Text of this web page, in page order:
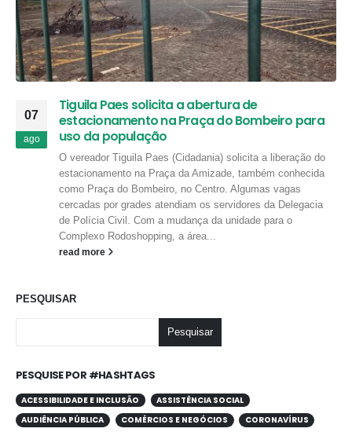
07
ago
Tiguila Paes solicita a abertura de
estacionamento na Praça do Bombeiro para
uso da população
O vereador Tiguila Paes (Cidadania) solicita a liberação do
estacionamento na Praça da Amizade, também conhecida
como Praça do Bombeiro, no Centro. Algumas vagas
cercadas por grades atendiam os servidores da Delegacia
de Polícia Civil. Com a mudança da unidade para o
Complexo Rodoshopping, a área...
read more
PESQUISAR
Pesquisar
PESQUISE POR #HASHTAGS
ACESSIBILIDADE E INCLUSÃO
ASSISTÊNCIA SOCIAL
AUDIÊNCIA PÚBLICA
COMÉRCIOS E NEGÓCIOS
CORONAVÍRUS